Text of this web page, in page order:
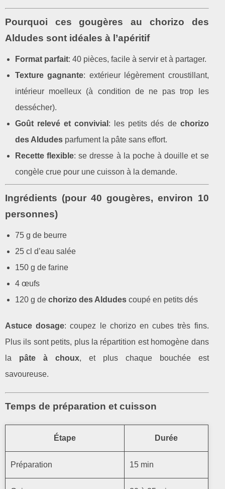
Pourquoi ces gougères au chorizo des
Aldudes sont idéales à l’apéritif
Format parfait: 40 pièces, facile à servir et à partager.
Texture gagnante: extérieur légèrement croustillant,
intérieur moelleux (à condition de ne pas trop les
dessécher).
Goût relevé et convivial : les petits dés de chorizo
des Aldudes parfument la pâte sans effort.
Recette flexible: se dresse à la poche à douille et se
congèle crue pour une cuisson à la demande.
Ingrédients (pour 40 gougères, environ 10
personnes)
75 g de beurre
25 cl d’eau salée
150 g de farine
4 œufs
120 g de chorizo des Aldudes coupé en petits dés
Astuce dosage: coupez le chorizo en cubes très fins.
Plus ils sont petits, plus la répartition est homogène dans
la pâte à choux, et plus chaque bouchée est
savoureuse.
Temps de préparation et cuisson
Étape Durée
Préparation 15 min